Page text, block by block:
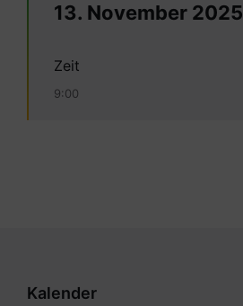
13. November 2025
Zeit
9:00
Kalender